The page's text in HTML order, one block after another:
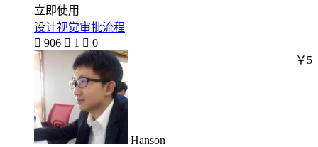
立即使用
设计视觉审批流程
 906  1  0
Hanson
￥5